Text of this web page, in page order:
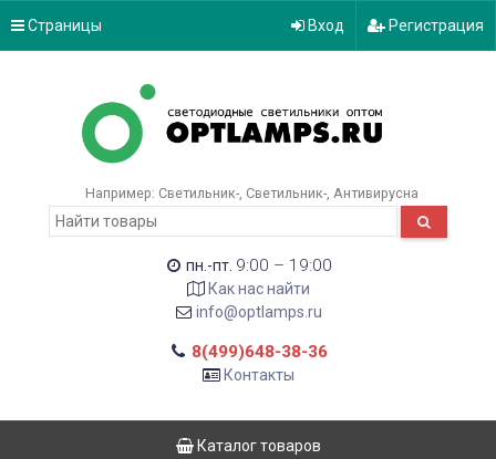
Страницы Вход Регистрация
Например: Светильник- Светильник- Антивирусна
пн.-пт. 9:00 – 19:00
Как нас найти
info@optlamps.ru
8(499)648-38-36
Контакты
Каталог товаров